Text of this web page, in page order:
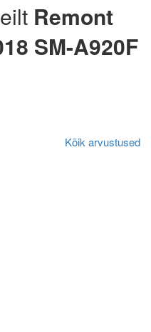
Remont
SM-A920F
Kõik arvustused